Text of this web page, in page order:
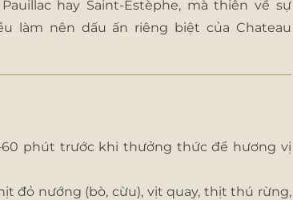
hay Saint-Estèphe, mà thiên về sự
làm nên dấu ấn riêng biệt của Chateau
phút trước khi thưởng thức để hương vị
đỏ nướng (bò, cừu), vịt quay, thịt thú rừng,